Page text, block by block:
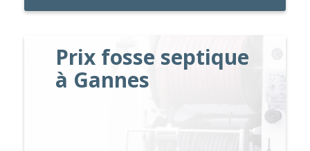
Prix fosse septique
à Gannes